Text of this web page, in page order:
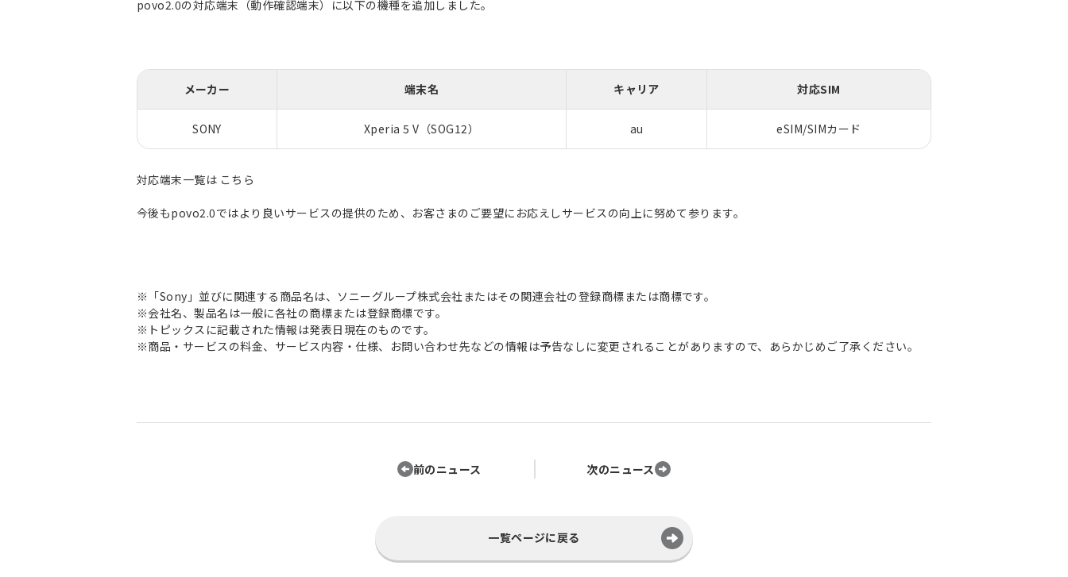
povo2.0の対応端末（動作確認端末）に以下の機種を追加しました。
メーカー 端末名 キャリア 対応SIM
SONY Xperia 5 V（SOG12） au eSIM/SIMカード
対応端末一覧は こちら
今後もpovo2.0ではより良いサービスの提供のため、お客さまのご要望にお応えしサービスの向上に努めて参ります。
※「Sony」並びに関連する商品名は、ソニーグループ株式会社またはその関連会社の登録商標または商標です。
※会社名、製品名は一般に各社の商標または登録商標です。
※トピックスに記載された情報は発表日現在のものです。
※商品・サービスの料金、サービス内容・仕様、お問い合わせ先などの情報は予告なしに変更されることがありますので、あらかじめご了承ください。
前のニュース 次のニュース
一覧ページに戻る